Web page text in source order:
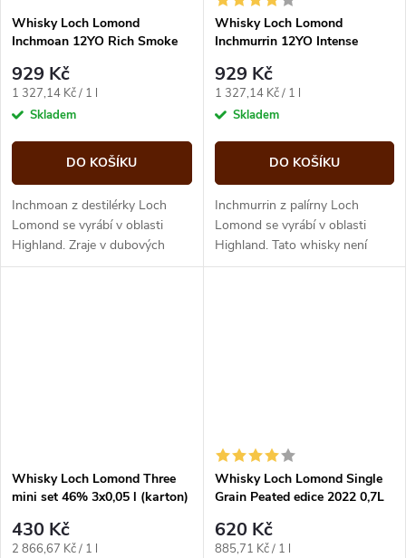
Whisky Loch Lomond
Inchmoan 12YO Rich Smoke
929 Kč
Měrná
cena:
1 327,14 Kč / 1 l
Skladem
DO KOŠÍKU
Inchmoan z destilérky Loch
Lomond se vyrábí v oblasti
Highland. Zraje v dubových
amerických ex-bourbon
Whisky Loch Lomond
Inchmurrin 12YO Intense
(karton)
929 Kč
Měrná
cena:
1 327,14 Kč / 1 l
Skladem
DO KOŠÍKU
Inchmurrin z palírny Loch
Lomond se vyrábí v oblasti
Highland. Tato whisky není
klasická „Smoked“ whisky,
Whisky Loch Lomond Three
mini set 46% 3x0,05 l (karton)
430 Kč
Měrná
2 866,67 Kč / 1 l
Whisky Loch Lomond Single
Grain Peated edice 2022 0,7L
620 Kč
Měrná
885,71 Kč / 1 l